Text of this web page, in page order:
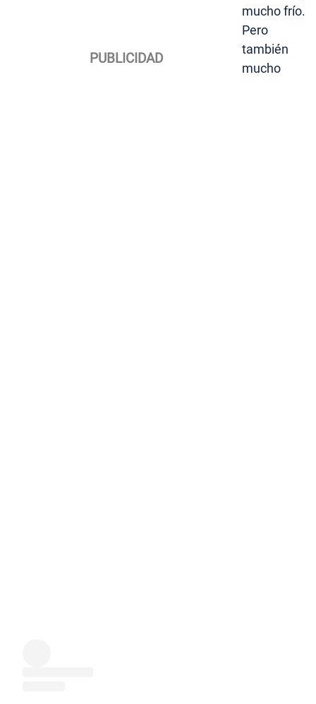
mucho frío.
Pero
también
mucho